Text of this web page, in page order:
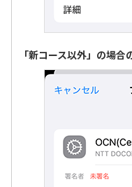
「新コース以外」の場合